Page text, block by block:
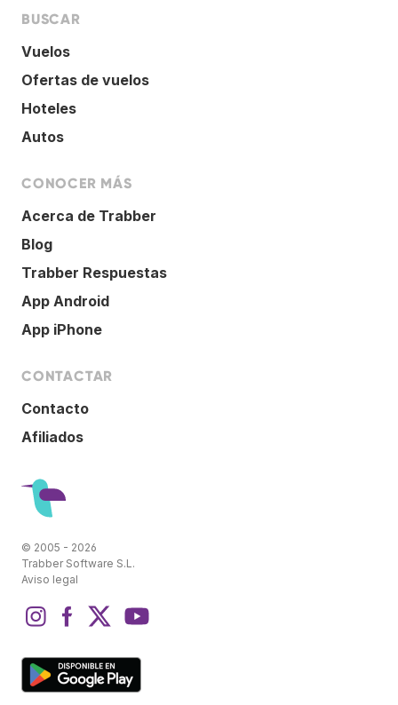
BUSCAR
Vuelos
Ofertas de vuelos
Hoteles
Autos
CONOCER MÁS
Acerca de Trabber
Blog
Trabber Respuestas
App Android
App iPhone
CONTACTAR
Contacto
Afiliados
© 2005 - 2026
Trabber Software S.L.
Aviso legal